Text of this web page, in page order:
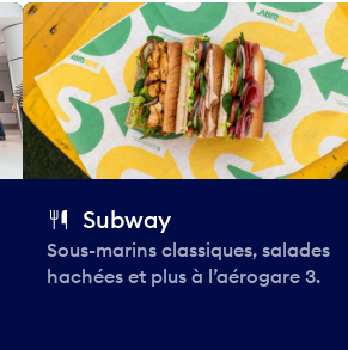
Subway
Sous-marins classiques, salades
hachées et plus à l’aérogare 3.